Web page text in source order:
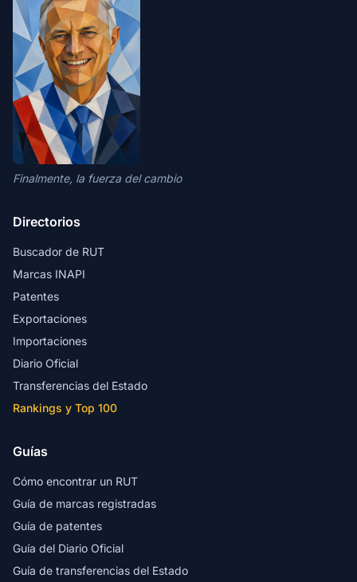
Finalmente, la fuerza del cambio
Directorios
Buscador de RUT
Marcas INAPI
Patentes
Exportaciones
Importaciones
Diario Oficial
Transferencias del Estado
Rankings y Top 100
Guías
Cómo encontrar un RUT
Guía de marcas registradas
Guía de patentes
Guía del Diario Oficial
Guía de transferencias del Estado